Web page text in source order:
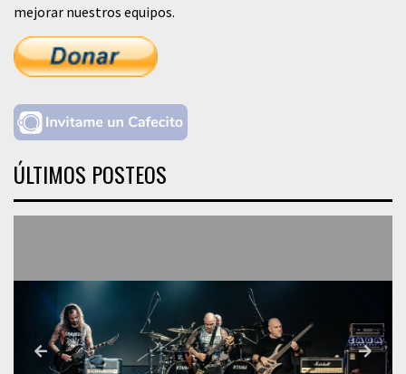
mejorar nuestros equipos.
ÚLTIMOS POSTEOS